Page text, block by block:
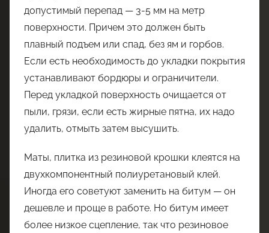
допустимый перепад — 3-5 мм на метр
поверхности. Причем это должен быть
плавный подъем или спад, без ям и горбов.
Если есть необходимость до укладки покрытия
устанавливают бордюры и ограничители.
Перед укладкой поверхность очищается от
пыли, грязи, если есть жирные пятна, их надо
удалить, отмыть затем высушить.
Маты, плитка из резиновой крошки клеятся на
двухкомпонентный полиуретановый клей.
Иногда его советуют заменить на битум — он
дешевле и проще в работе. Но битум имеет
более низкое сцепление, так что резиновое